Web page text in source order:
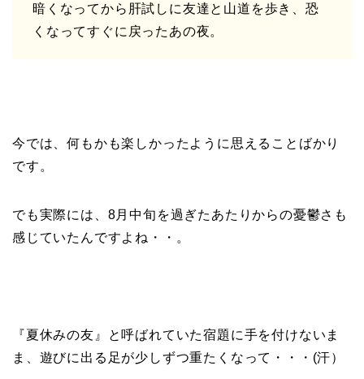
暗くなってから肝試しに友達と山道を歩き、恐
くなってすぐに戻ったあの夜。
今では、何もかも楽しかったように思えることばかり
です。
でも実際には、8月中旬を過ぎたあたりからの憂鬱さも
感じていたんですよね・・。
『夏休みの友』と呼ばれていた宿題に手を付けないま
ま、遊びに出る足が少しずつ重たくなって・・・(汗）